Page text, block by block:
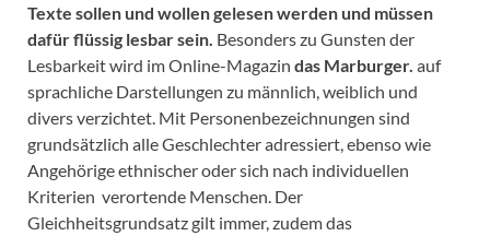
Texte sollen und wollen gelesen werden und müssen
dafür flüssig lesbar sein. Besonders zu Gunsten der
Lesbarkeit wird im Online-Magazin das Marburger. auf
sprachliche Darstellungen zu männlich, weiblich und
divers verzichtet. Mit Personenbezeichnungen sind
grundsätzlich alle Geschlechter adressiert, ebenso wie
Angehörige ethnischer oder sich nach individuellen
Kriterien verortende Menschen. Der
Gleichheitsgrundsatz gilt immer, zudem das